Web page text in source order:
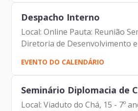
Paul - Assessor...
Despacho Interno
Local: Online Pauta: Reunião
Diretoria de Desenvolvimento
Sistemas Participantes: -
Presidente | Prodam-SP -
Oliveira - Assessor...
EVENTO DO CALENDÁRIO
Seminário Diplomacia de
Local: Viaduto do Chá, 15 - 7º